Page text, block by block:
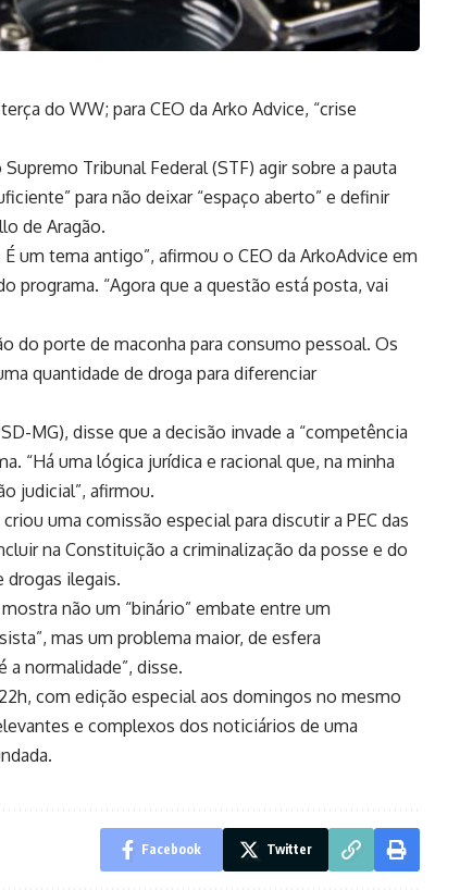
do WW; para CEO da Arko Advice, “crise
Tribunal Federal (STF) agir sobre a pauta
para não deixar “espaço aberto” e definir
de Aragão.
um tema antigo”, afirmou o CEO da ArkoAdvice em
programa. “Agora que a questão está posta, vai
do porte de maconha para consumo pessoal. Os
quantidade de droga para diferenciar
MG), disse que a decisão invade a “competência
“Há uma lógica jurídica e racional que, na minha
judicial”, afirmou.
uma comissão especial para discutir a PEC das
na Constituição a criminalização da posse e do
drogas ilegais.
não um “binário” embate entre um
mas um problema maior, de esfera
normalidade”, disse.
com edição especial aos domingos no mesmo
e complexos dos noticiários de uma
Facebook Twitter